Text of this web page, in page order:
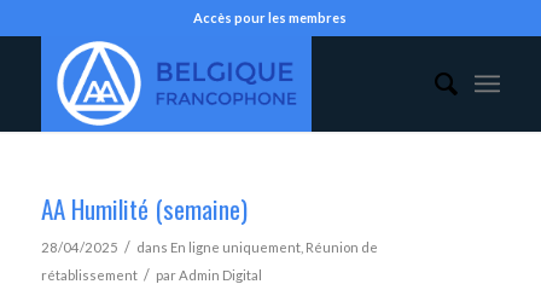
Accès pour les membres
AA Humilité (semaine)
28/04/2025 / dans En ligne uniquement, Réunion de
rétablissement / parAdmin Digital